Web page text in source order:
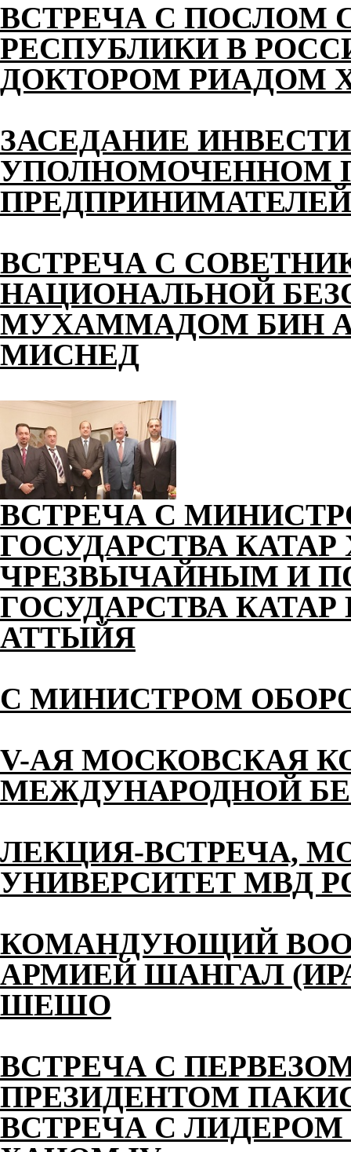
ВСТРЕЧА С ПОСЛОМ
РЕСПУБЛИКИ В
ДОКТОРОМ РИАДОМ
ЗАСЕДАНИЕ
УПОЛНОМОЧЕННОМ
ВСТРЕЧА С
НАЦИОНАЛЬНОЙ
МУХАММАДОМ БИН
МИСНЕД
ВСТРЕЧА С
ГОСУДАРСТВА
ЧРЕЗВЫЧАЙНЫМ И
ГОСУДАРСТВА
АТТЫЙЯ
С МИНИСТРОМ
V-АЯ МОСКОВСКАЯ
МЕЖДУНАРОДНОЙ
ЛЕКЦИЯ-ВСТРЕЧА,
УНИВЕРСИТЕТ МВД
КОМАНДУЮЩИЙ
АРМИЕЙ ШАНГАЛ
ШЕШО
ВСТРЕЧА С
ПРЕЗИДЕНТОМ
ВСТРЕЧА С